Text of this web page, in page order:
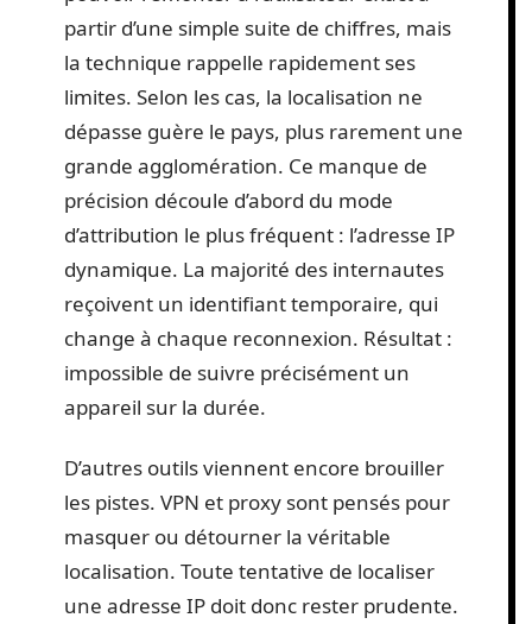
partir d’une simple suite de chiffres, mais
la technique rappelle rapidement ses
limites. Selon les cas, la localisation ne
dépasse guère le pays, plus rarement une
grande agglomération. Ce manque de
précision découle d’abord du mode
d’attribution le plus fréquent : l’adresse IP
dynamique. La majorité des internautes
reçoivent un identifiant temporaire, qui
change à chaque reconnexion. Résultat :
impossible de suivre précisément un
appareil sur la durée.
D’autres outils viennent encore brouiller
les pistes. VPN et proxy sont pensés pour
masquer ou détourner la véritable
localisation. Toute tentative de localiser
une adresse IP doit donc rester prudente.